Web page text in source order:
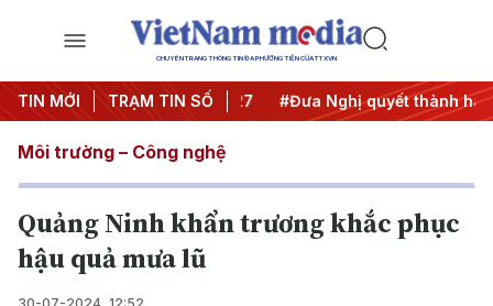
CHUYÊN TRANG THÔNG TIN ĐA PHƯƠNG TIỆN CỦA TTXVN
TIN MỚI TRẠM TIN SỐ
Trung ương 3 #APEC 2027 #Đưa Nghị quyết thành hành
Môi trường – Công nghệ
Quảng Ninh khẩn trương khắc phục
hậu quả mưa lũ